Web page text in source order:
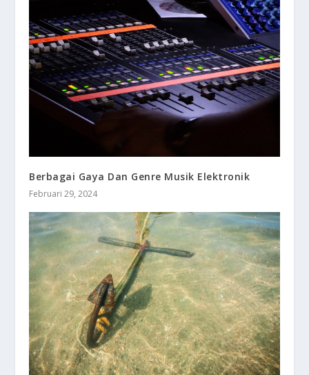
Berbagai Gaya Dan Genre Musik Elektronik
Februari 29, 2024